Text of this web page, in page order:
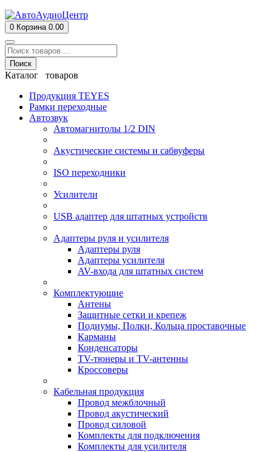
0 Корзина 0.00
Поиск
Каталог товаров
Продукция TEYES
Рамки переходные
Автозвук
Автомагнитолы 1/2 DIN
Акустические системы и сабвуферы
ISO переходники
Усилители
USB адаптер для штатных устройств
Адаптеры руля и усилителя
Адаптеры руля
Адаптеры усилителя
AV-входа для штатных систем
Комплектующие
Антены
Защитные сетки и крепеж
Подиумы, Полки, Кольца проставочные
Карманы
Конденсаторы
TV-тюнеры и TV-антенны
Кроссоверы
Кабельная продукция
Провод межблочный
Провод акустический
Провод силовой
Комплекты для подключения
Комплекты для усилителя